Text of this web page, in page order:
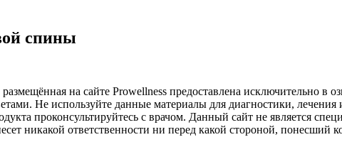
спины
на сайте Prowellness предоставлена исключительно в
Не используйте данные материалы для диагностики,
проконсультируйтесь с врачом. Данный сайт не является
никакой ответственности ни перед какой стороной,